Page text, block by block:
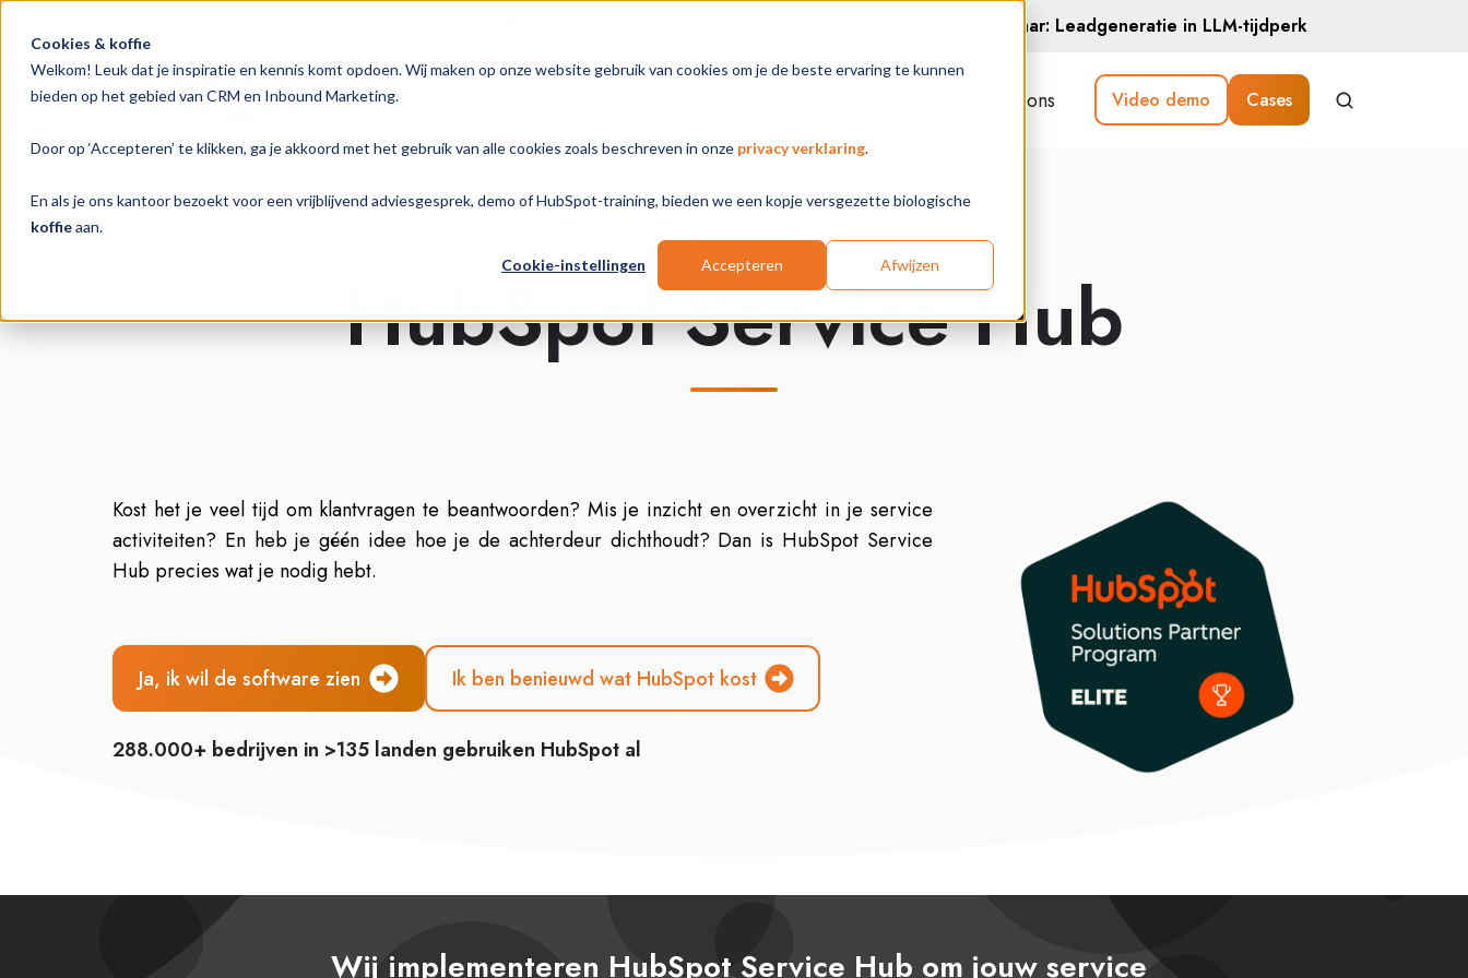
Cookies & koffie
Welkom! Leuk dat je inspiratie en kennis komt opdoen. Wij maken op onze website gebruik van cookies om je de beste ervaring te kunnen
bieden op het gebied van CRM en Inbound Marketing.
Door op ‘Accepteren’ te klikken, ga je akkoord met het gebruik van alle cookies zoals beschreven in onze privacy verklaring.
En als je ons kantoor bezoekt voor een vrijblijvend adviesgesprek, demo of HubSpot-training, bieden we een kopje versgezette biologische
koffieaan.
Cookie-instellingen Accepteren Afwijzen
Webinar: Leadgeneratie in LLM-tijdperk
Over ons Video demo Cases
Bind je klanten met excellente service
HubSpot Service Hub
Kost het je veel tijd om klantvragen te beantwoorden? Mis je inzicht en overzicht in je service
activiteiten? En heb je géén idee hoe je de achterdeur dichthoudt? Dan is HubSpot Service
Hub precies wat je nodig hebt.
Ja, ik wil de software zien Ik ben benieuwd wat HubSpot kost
288.000+ bedrijven in >135 landen gebruiken HubSpot al
Wij implementeren HubSpot Service Hub om jouw service